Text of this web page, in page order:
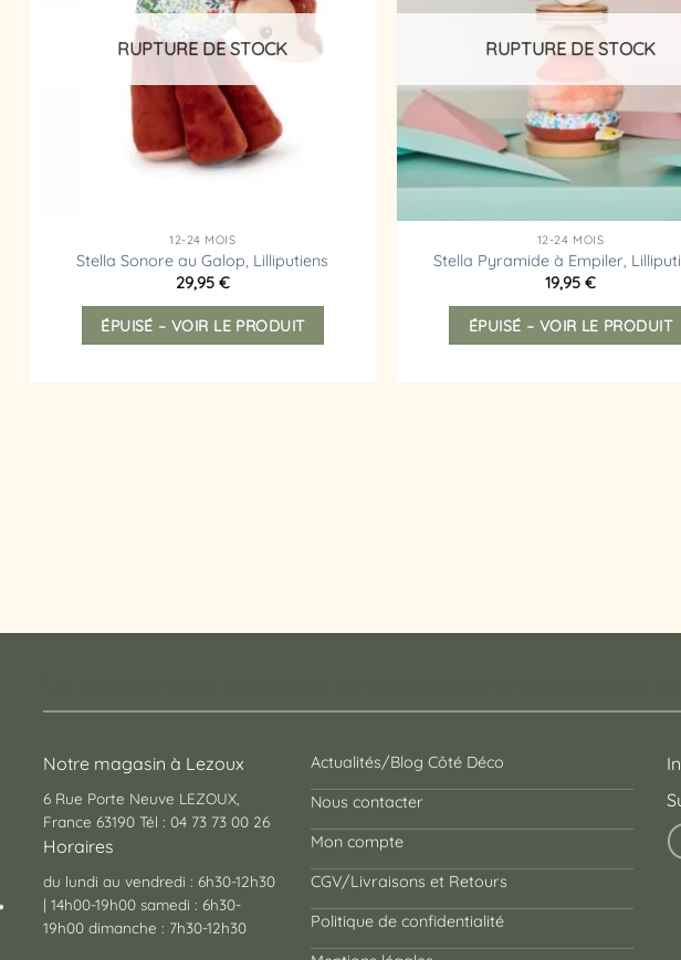
RUPTURE DE STOCK
12-24 MOIS
Stella Sonore au Galop, Lilliputiens
29,95 €
ÉPUISÉ – VOIR LE PRODUIT
RUPTURE DE STOCK
12-24 MOIS
Stella Pyramide à Empiler,
19,95 €
ÉPUISÉ – VOIR LE PRODUIT
Notre magasin à Lezoux
6 Rue Porte Neuve LEZOUX,
France 63190 Tél : 04 73 73 00 26
Horaires
du lundi au vendredi : 6h30-12h30
| 14h00-19h00 samedi : 6h30-
19h00 dimanche : 7h30-12h30
Actualités/Blog Côté Déco
Nous contacter
Mon compte
CGV/Livraisons et Retours
Politique de confidentialité